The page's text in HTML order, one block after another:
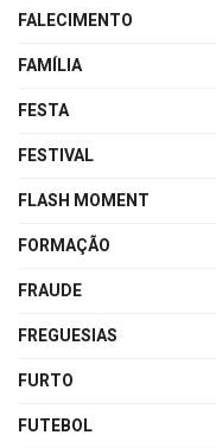
FALECIMENTO
FAMÍLIA
FESTA
FESTIVAL
FLASH MOMENT
FORMAÇÃO
FRAUDE
FREGUESIAS
FURTO
FUTEBOL